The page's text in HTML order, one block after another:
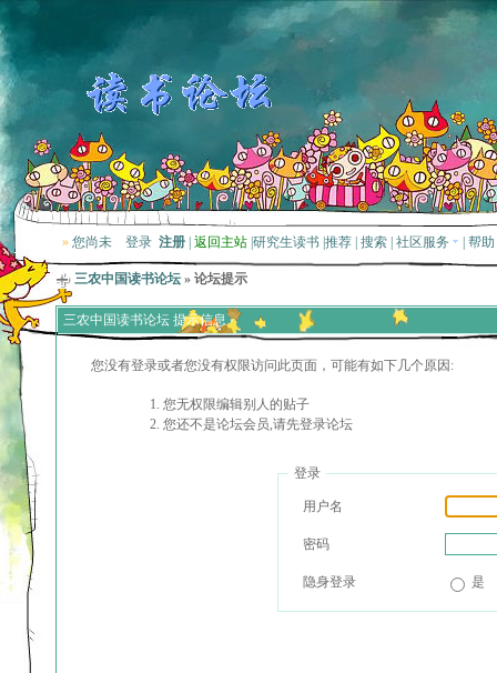
» 您尚未 登录 注册 返回主站 研究生读书 推荐 搜索 社区服务 帮助
三农中国读书论坛 » 论坛提示
三农中国读书论坛 提示信息
您没有登录或者您没有权限访问此页面，可能有如下几个原因:
您无权限编辑别人的贴子
您还不是论坛会员,请先登录论坛
登录
用户名
密码
隐身登录 是